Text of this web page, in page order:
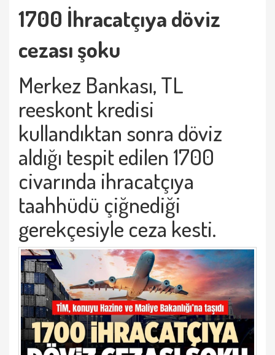
1700 İhracatçıya döviz
cezası şoku
Merkez Bankası, TL
reeskont kredisi
kullandıktan sonra döviz
aldığı tespit edilen 1700
civarında ihracatçıya
taahhüdü çiğnediği
gerekçesiyle ceza kesti.